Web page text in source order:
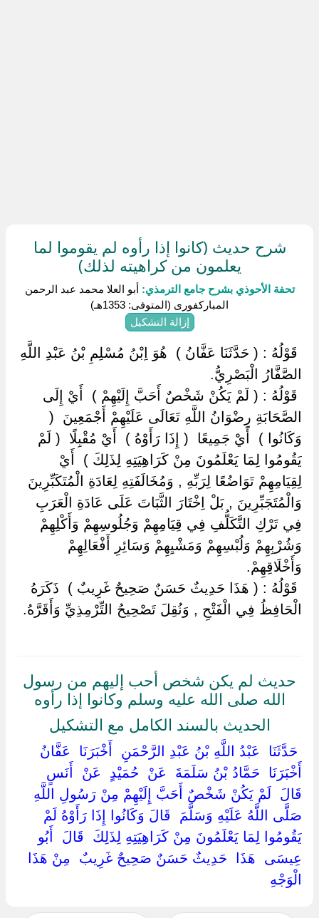
شرح حديث (كانوا إذا رأوه لم يقوموا لما
يعلمون من كراهيته لذلك)
تحفة الأحوذي بشرح جامع الترمذي: أبو العلا محمد عبد الرحمن
المباركفورى (المتوفى: 1353هـ)
إزالة التشكيل
‏ ‏قَوْلُهُ : ( حَدَّثَنَا عَفَّانُ ) ‏ ‏هُوَ اِبْنُ مُسْلِمِ بْنُ عَبْدِ اللَّهِ
الصَّفَّارُ الْبَصْرِيُّ.
‏ ‏قَوْلُهُ : ( لَمْ يَكُنْ شَخْصٌ أَحَبَّ إِلَيْهِمْ ) ‏ ‏أَيْ إِلَى
الصَّحَابَةِ رِضْوَانُ اللَّهِ تَعَالَى عَلَيْهِمْ أَجْمَعِينَ ‏ ‏(
وَكَانُوا ) ‏ ‏أَيْ جَمِيعًا ‏ ‏( إِذَا رَأَوْهُ ) ‏ ‏أَيْ مُقْبِلًا ‏ ‏( لَمْ
يَقُومُوا لِمَا يَعْلَمُونَ مِنْ كَرَاهِيَتِهِ لِذَلِكَ ) ‏ ‏أَيْ
لِقِيَامِهِمْ تَوَاضُعًا لِرَبِّهِ , وَمُخَالَفَتِهِ لِعَادَةِ الْمُتَكَبِّرِينَ
وَالْمُتَجَبِّرِينَ , بَلْ اِخْتَارَ الثَّبَاتَ عَلَى عَادَةِ الْعَرَبِ
فِي تَرْكِ التَّكَلُّفِ فِي قِيَامِهِمْ وَجُلُوسِهِمْ وَأَكْلِهِمْ
وَشُرْبِهِمْ وَلُبْسِهِمْ وَمَشْيِهِمْ وَسَائِرِ أَفْعَالِهِمْ
وَأَخْلَاقِهِمْ.
‏ ‏قَوْلُهُ : ( هَذَا حَدِيثٌ حَسَنٌ صَحِيحٌ غَرِيبٌ ) ‏ ‏ذَكَرَهُ
الْحَافِظُ فِي الْفَتْحِ , وَنُقِلَ تَصْحِيحُ التِّرْمِذِيِّ وَأَقَرَّهُ.
حديث لم يكن شخص أحب إليهم من رسول
الله صلى الله عليه وسلم وكانوا إذا رأوه
الحديث بالسند الكامل مع التشكيل
‏ ‏حَدَّثَنَا ‏ ‏عَبْدُ اللَّهِ بْنُ عَبْدِ الرَّحْمَنِ ‏ ‏أَخْبَرَنَا ‏ ‏عَفَّانُ ‏
‏أَخْبَرَنَا ‏ ‏حَمَّادُ بْنُ سَلَمَةَ ‏ ‏عَنْ ‏ ‏حُمَيْدٍ ‏ ‏عَنْ ‏ ‏أَنَسٍ ‏
‏قَالَ ‏ ‏لَمْ يَكُنْ شَخْصٌ أَحَبَّ إِلَيْهِمْ مِنْ رَسُولِ اللَّهِ ‏
‏صَلَّى اللَّهُ عَلَيْهِ وَسَلَّمَ ‏ ‏قَالَ وَكَانُوا إِذَا رَأَوْهُ لَمْ
يَقُومُوا لِمَا يَعْلَمُونَ مِنْ كَرَاهِيَتِهِ لِذَلِكَ ‏ ‏قَالَ ‏ ‏أَبُو
عِيسَى ‏ ‏هَذَا ‏ ‏حَدِيثٌ حَسَنٌ صَحِيحٌ غَرِيبٌ ‏ ‏مِنْ هَذَا
الْوَجْهِ ‏